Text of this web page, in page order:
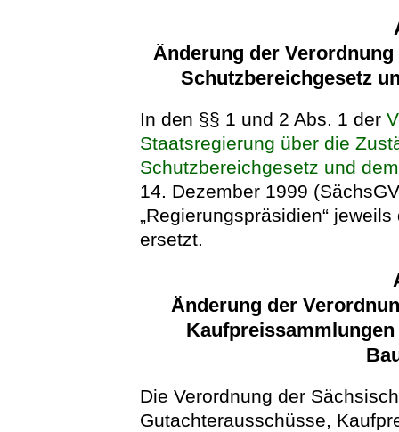
Änderung der
Schutzbereichgesetz
In den §§ 1 und 2 Abs. 1 der
Staatsregierung über die
Schutzbereichgesetz und
14. Dezember 1999
„Regierungspräsidien“
ersetzt.
Änderung der
Die Verordnung der
Gutachterausschüsse,